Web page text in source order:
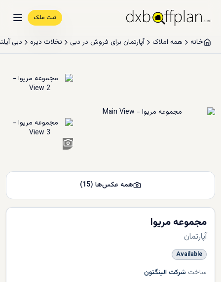
ثبت ملک
خانه همه املاک آپارتمان برای فروش در دبی نخلات دیره دبی
مجموعه مریوا
آپارتمان
Available
ساخت شرکت الینگتون
همه عکس‌ها (
15
)